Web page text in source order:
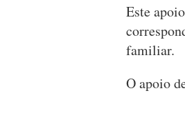
Este
familiar.
O apoio